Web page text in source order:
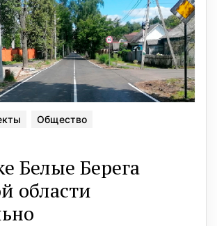
Общество
Белые Берега
области